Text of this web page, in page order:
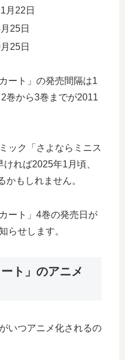
月22日
25日
25日
ート」の発売間隔は1
巻から3巻までが2011
ック「さよならミニス
れば2025年1月頃、
かもしれません。
ート」4巻の発売日が
らせします。
ト」のアニメ
いつアニメ化されるの